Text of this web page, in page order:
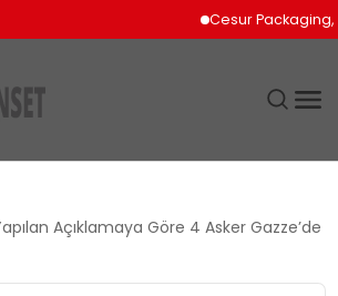
Cesur Packaging,
Açıklamaya Göre 4 Asker Gazze’de